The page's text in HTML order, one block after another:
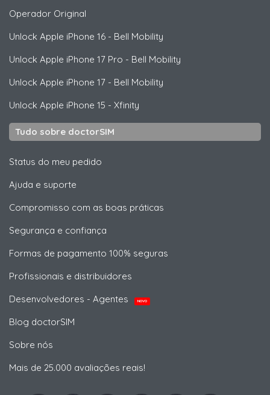
Operador Original
Unlock Apple iPhone 16 - Bell Mobility
Unlock Apple iPhone 17 Pro - Bell Mobility
Unlock Apple iPhone 17 - Bell Mobility
Unlock Apple iPhone 15 - Xfinity
Tudo sobre doctorSIM
Status do meu pedido
Ajuda e suporte
Compromisso com as boas práticas
Segurança e confiança
Formas de pagamento 100% seguras
Profissionais e distribuidores
Desenvolvedores - Agentes
NOVO
Blog doctorSIM
Sobre nós
Mais de 25.000 avaliações reais!